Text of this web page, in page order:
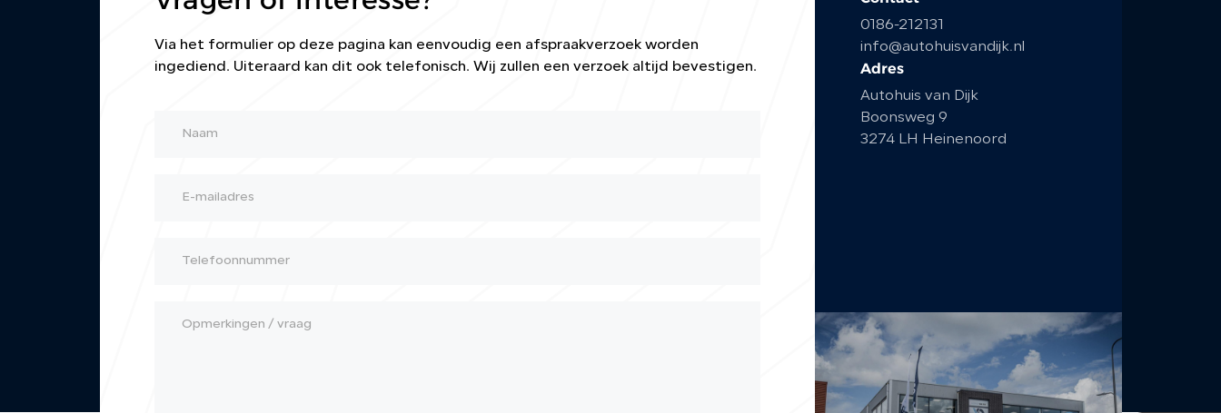
Via het formulier op deze pagina kan eenvoudig een afspraakverzoek worden
ingediend. Uiteraard kan dit ook telefonisch. Wij zullen een verzoek altijd bevestigen.
0186-212131
info@autohuisvandijk.nl
Adres
Autohuis van Dijk
Boonsweg 9
3274 LH Heinenoord